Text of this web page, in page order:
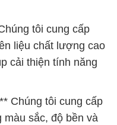
tôi cung cấp
liệu chất lượng cao
cải thiện tính năng
Chúng tôi cung cấp
sắc, độ bền và